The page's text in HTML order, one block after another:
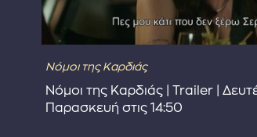
Νόμοι της Καρδιάς
Νόμοι της Καρδιάς | Trailer |
Παρασκευή στις 14:50